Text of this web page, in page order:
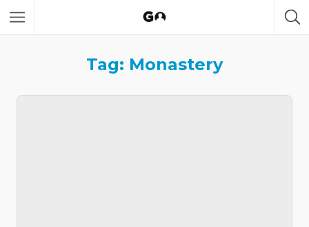
Tag: Monastery